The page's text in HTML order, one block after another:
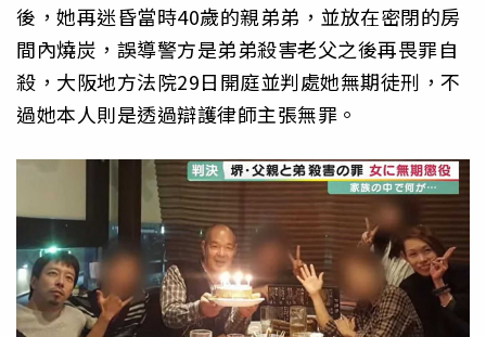
後，她再迷昏當時40歲的親弟弟，並放在密閉的房
間內燒炭，誤導警方是弟弟殺害老父之後再畏罪自
殺，大阪地方法院29日開庭並判處她無期徒刑，不
過她本人則是透過辯護律師主張無罪。